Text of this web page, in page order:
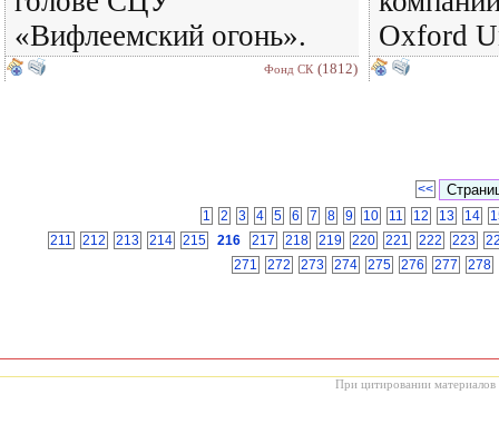
«Вифлеемский огонь».
Фонд СК (1812)
Oxford
<<
1
2 3 4 5 6 7 8 9 10 11 12 13 14
211
212 213 214 215 216 217 218 219 220 221 222 223
271
272 273 274 275 276 277 278
При цитировании материалов